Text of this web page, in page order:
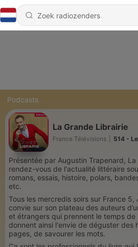
Podcasts
La Grande Librairie
France Télévisions 514 -
Présentée par Augustin Trapenard,
rendez-vous de l'actualité littéraire
romans, essais, histoire, polars,
etc.
Tous les mercredis soirs sur France 5,
convie sur son plateau des auteurs
et étrangers qui prennent le temps
donnent ainsi l'envie de déguster des
pages, de savourer les mots.